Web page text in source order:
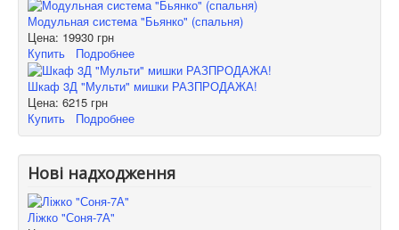
Модульная система "Бьянко" (спальня)
Цена: 19930 грн
Купить
Подробнее
Шкаф 3Д "Мульти" мишки РАЗПРОДАЖА!
Цена: 6215 грн
Купить
Подробнее
Нові надходження
Ліжко "Соня-7А"